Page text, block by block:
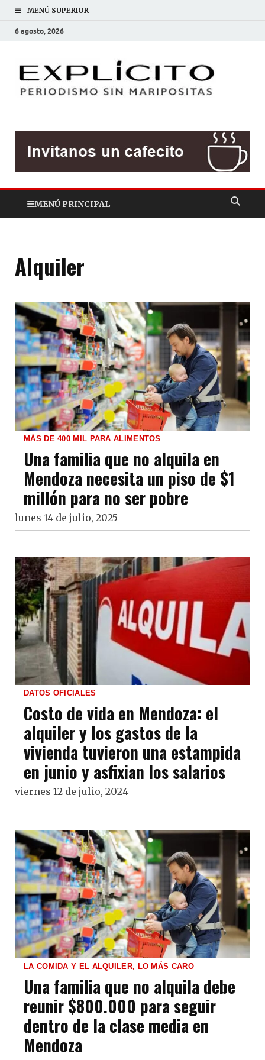
MENÚ SUPERIOR
6 agosto, 2026
MENÚ PRINCIPAL
Alquiler
MÁS DE 400 MIL PARA ALIMENTOS
Una familia que no alquila en
Mendoza necesita un piso de $1
millón para no ser pobre
lunes 14 de julio, 2025
DATOS OFICIALES
Costo de vida en Mendoza: el
alquiler y los gastos de la
vivienda tuvieron una estampida
en junio y asfixian los salarios
viernes 12 de julio, 2024
LA COMIDA Y EL ALQUILER, LO MÁS CARO
Una familia que no alquila debe
reunir $800.000 para seguir
dentro de la clase media en
Mendoza